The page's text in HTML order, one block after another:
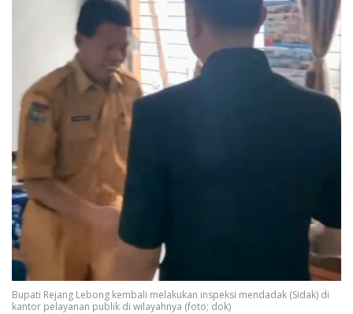
Bupati Rejang Lebong kembali melakukan inspeksi mendadak (Sidak) di
kantor pelayanan publik di wilayahnya (foto; dok)